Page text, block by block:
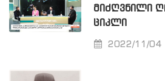
ᲛᲘᲫᲦᲕᲜᲘᲚᲘ
ᲪᲘᲙᲚᲘ
2022/11/04